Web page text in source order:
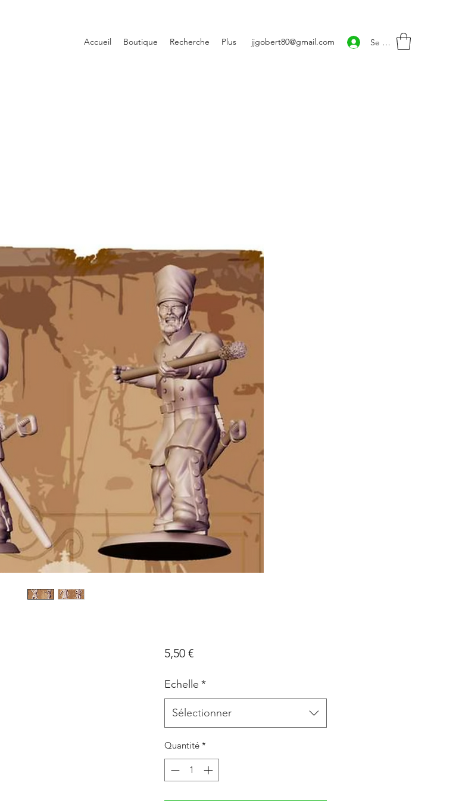
Accueil Boutique Recherche Plus jjgobert80@gmail.com Se connecter
5,50 €Prix
Echelle *
Sélectionner
Quantité *